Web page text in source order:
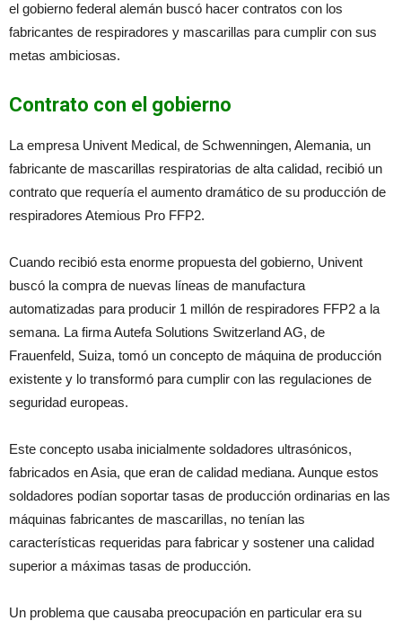
el gobierno federal alemán buscó hacer contratos con los
fabricantes de respiradores y mascarillas para cumplir con sus
metas ambiciosas.
Contrato con el gobierno
La empresa Univent Medical, de Schwenningen, Alemania, un
fabricante de mascarillas respiratorias de alta calidad, recibió un
contrato que requería el aumento dramático de su producción de
respiradores Atemious Pro FFP2.
Cuando recibió esta enorme propuesta del gobierno, Univent
buscó la compra de nuevas líneas de manufactura
automatizadas para producir 1 millón de respiradores FFP2 a la
semana. La firma Autefa Solutions Switzerland AG, de
Frauenfeld, Suiza, tomó un concepto de máquina de producción
existente y lo transformó para cumplir con las regulaciones de
seguridad europeas.
Este concepto usaba inicialmente soldadores ultrasónicos,
fabricados en Asia, que eran de calidad mediana. Aunque estos
soldadores podían soportar tasas de producción ordinarias en las
máquinas fabricantes de mascarillas, no tenían las
características requeridas para fabricar y sostener una calidad
superior a máximas tasas de producción.
Un problema que causaba preocupación en particular era su